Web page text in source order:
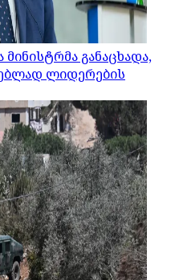
განაცხადა,
ლიდერების